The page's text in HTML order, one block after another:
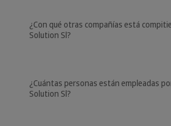
¿Con qué otras compañías está
Solution Sl?
¿Cuántas personas están empleadas
Solution Sl?